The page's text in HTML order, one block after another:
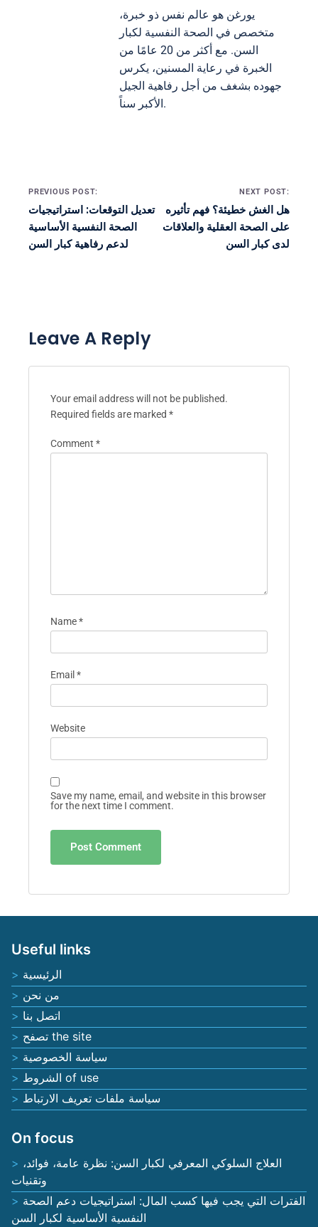
يورغن هو عالم نفس ذو خبرة،
متخصص في الصحة النفسية لكبار
السن. مع أكثر من 20 عامًا من
الخبرة في رعاية المسنين، يكرس
جهوده بشغف من أجل رفاهية الجيل
الأكبر سناً.
Post navigation
PREVIOUS POST:
تعديل التوقعات: استراتيجيات
الصحة النفسية الأساسية
لدعم رفاهية كبار السن
NEXT POST:
هل الغش خطيئة؟ فهم تأثيره
على الصحة العقلية والعلاقات
لدى كبار السن
Leave A Reply
Your email address will not be published.
Required fields are marked *
Comment *
Name*
Email *
Website
Save my name, email, and website in this browser
for the next time I comment.
Useful links
الرئيسية
من نحن
اتصل بنا
تصفح the site
سياسة الخصوصية
الشروط of use
سياسة ملفات تعريف الارتباط
On focus
العلاج السلوكي المعرفي لكبار السن: نظرة عامة، فوائد،
وتقنيات
الفترات التي يجب فيها كسب المال: استراتيجيات دعم الصحة
النفسية الأساسية لكبار السن